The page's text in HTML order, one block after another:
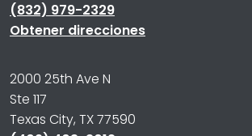
(832) 979-2329
Obtener direcciones
2000 25th Ave N
Ste 117
Texas City, TX 77590